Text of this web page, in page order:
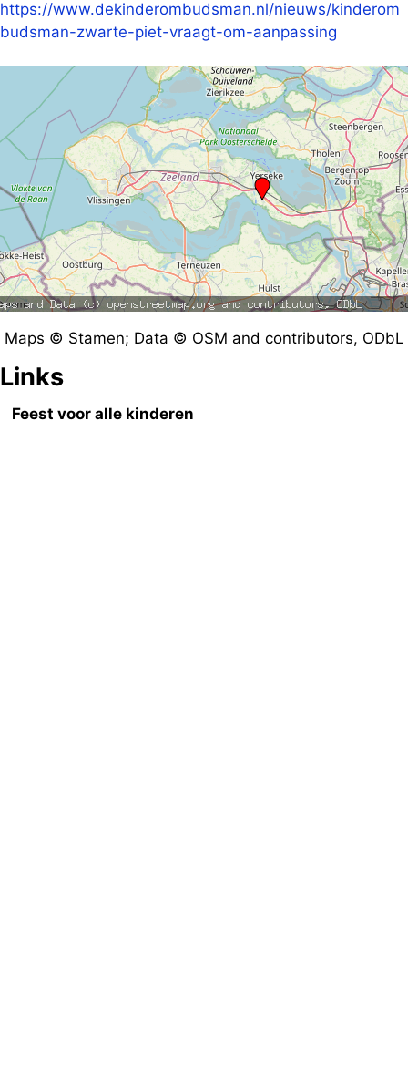
https://www.dekinderombudsman.nl/nieuws/kinderom
budsman-zwarte-piet-vraagt-om-aanpassing
Maps © Stamen; Data © OSM and contributors, ODbL
Links
Feest voor alle kinderen